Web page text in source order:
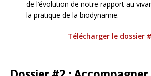
de l’évolution de notre rapport au
la pratique de la biodynamie.
Télécharger le dossier